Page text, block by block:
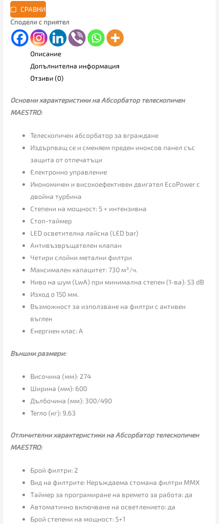
СРАВНИ
Сподели с приятел
Описание
Допълнителна информация
Отзиви (0)
Основни характеристики на Абсорбатор телескопичен
MAESTRO:
Телескопичен абсорбатор за вграждане
Издърпващ се и сменяем преден иноксов панел със
защита от отпечатъци
Електронно управление
Икономичен и високоефективен двигател EcoPower с
двойна турбина
Степени на мощност: 5 + интензивна
Стоп-таймер
LED осветителна лайсна (LED bar)
Антивъзвръщателен клапан
Четири слойни метални филтри
Максимален капацитет: 730 м³/ч.
Ниво на шум (LwA) при минимална степен (1-ва): 53 dB
Изход ø 150 мм.
Възможност за използване на филтри с активен
въглен
Енергиен клас: А
Външни размери:
Височина (мм): 274
Ширина (мм): 600
Дълбочина (мм): 300/490
Тегло (кг): 9,63
Отличителни характеристики на Абсорбатор телескопичен
MAESTRO:
Брой филтри: 2
Вид на филтрите: Неръждаема стомана филтри MMX
Таймер за програмиране на времето за работа: да
Автоматично включване на осветлението: да
Брой степени на мощност: 5+1